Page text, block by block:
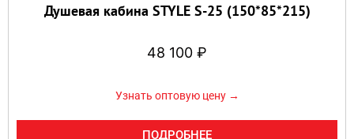
Душевая кабина STYLE S-25 (150*85*215)
48 100 ₽
Узнать оптовую цену →
ПОДРОБНЕЕ